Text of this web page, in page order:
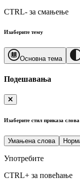
CTRL- за смањење
Изаберите тему
Основна тема
Подешавања
Изаберите стил приказа слова
Умањена слова
Употребите
CTRL+ за повећање